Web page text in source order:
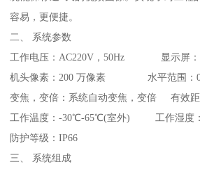
容易，更便捷。
二、 系统参数
工作电压：AC220V，50Hz 显示屏：
机头像素：200 万像素 水平范围：
变焦，变倍：系统自动变焦，变倍 有效距
工作温度：-30℃-65℃(室外) 工作湿度
防护等级：IP66
三、 系统组成